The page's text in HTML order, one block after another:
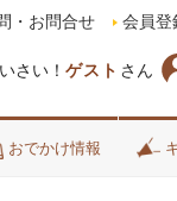
さい！ ゲスト さん
・お問合せ 会員登
おでかけ情報